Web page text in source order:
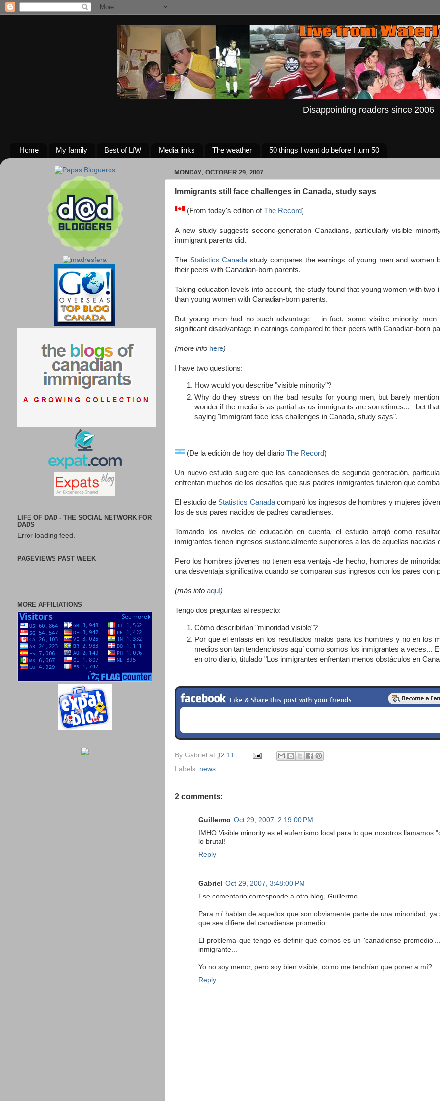
Disappointing readers since 2006
Home My family Best of LfW Media links The weather 50 things I want do before I turn 50
MONDAY, OCTOBER 29, 2007
Immigrants still face challenges in Canada, study says
(From today's edition ofThe Record)
A new study suggests second-generation Canadians, particularly visible
immigrant parents did.
The Statistics Canada study compares the earnings of young men and women
their peers with Canadian-born parents.
Taking education levels into account, the study found that young women with
than young women with Canadian-born parents.
But young men had no such advantage— in fact, some visible minority
significant disadvantage in earnings compared to their peers with Canadian-born
(more info here)
I have two questions:
How would you describe "visible minority"?
Why do they stress on the bad results for young men, but barely
wonder if the media is as partial as us immigrants are sometimes... I bet
saying "Immigrant face less challenges in Canada, study says".
(De la edición de hoy del diario The Record)
Un nuevo estudio sugiere que los canadienses de segunda generación,
enfrentan muchos de los desafíos que sus padres inmigrantes tuvieron que
El estudio de Statistics Canadacomparó los ingresos de hombres y mujeres
los de sus pares nacidos de padres canadienses.
Tomando los niveles de educación en cuenta, el estudio arrojó como
inmigrantes tienen ingresos sustancialmente superiores a los de aquellas nacidas
Pero los hombres jóvenes no tienen esa ventaja -de hecho, hombres de
una desventaja significativa cuando se comparan sus ingresos con los pares con
(más info aquí)
Tengo dos preguntas al respecto:
Cómo describirían "minoridad visible"?
Por qué el énfasis en los resultados malos para los hombres y no en los
medios son tan tendenciosos aquí como somos los inmigrantes a veces...
en otro diario, titulado "Los inmigrantes enfrentan menos obstáculos en
By Gabriel at 12:11
Labels: news
2 comments:
Guillermo Oct 29, 2007, 2:19:00 PM
IMHO Visible minority es el eufemismo local para lo que nosotros
lo brutal!
Reply
Gabriel Oct 29, 2007, 3:48:00 PM
Ese comentario corresponde a otro blog, Guillermo.
Para mí hablan de aquellos que son obviamente parte de una minoridad,
que sea difiere del canadiense promedio.
El problema que tengo es definir qué cornos es un 'canadiense
inmigrante...
Yo no soy menor, pero soy bien visible, como me tendrían que poner a mí?
Reply
LIFE OF DAD - THE SOCIAL NETWORK FOR
DADS
Error loading feed.
PAGEVIEWS PAST WEEK
MORE AFFILIATIONS